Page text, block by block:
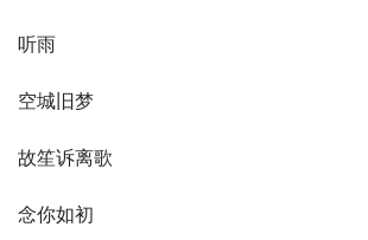
听雨
空城旧梦
故笙诉离歌
念你如初